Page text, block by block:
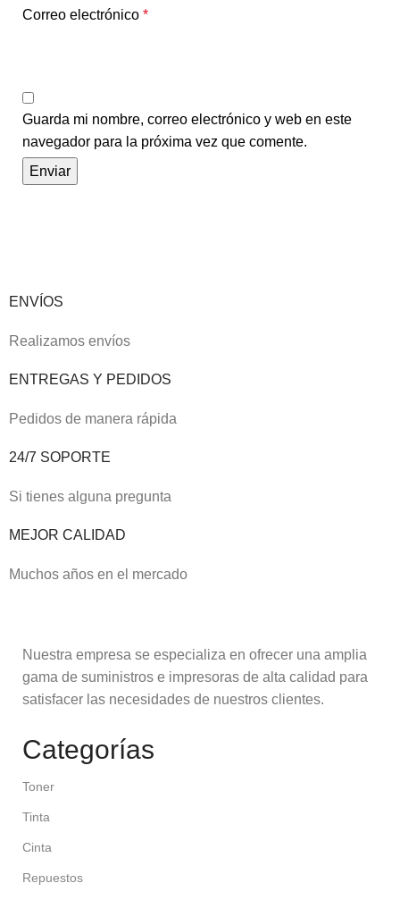
Correo electrónico *
Guarda mi nombre, correo electrónico y web en este
navegador para la próxima vez que comente.
ENVÍOS
Realizamos envíos
ENTREGAS Y PEDIDOS
Pedidos de manera rápida
24/7 SOPORTE
Si tienes alguna pregunta
MEJOR CALIDAD
Muchos años en el mercado
Nuestra empresa se especializa en ofrecer una amplia
gama de suministros e impresoras de alta calidad para
satisfacer las necesidades de nuestros clientes.
Categorías
Toner
Tinta
Cinta
Repuestos